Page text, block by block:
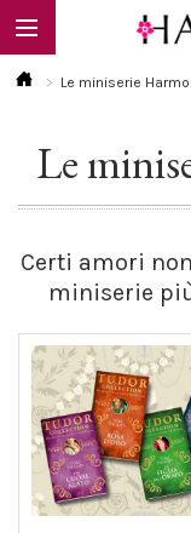
EBOOK
Calendario
FAQ
Le miniserie
Le
Certi amori
miniserie